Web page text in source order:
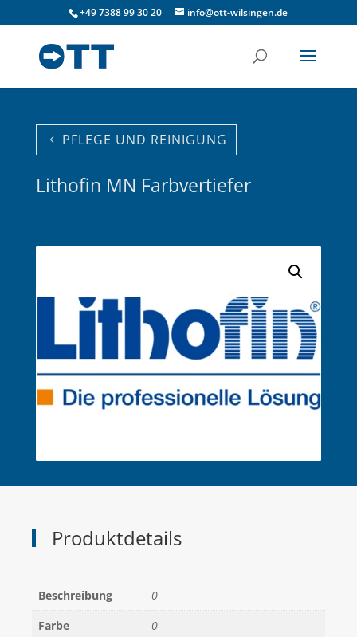
+49 7388 99 30 20 info@ott-wilsingen.de
PFLEGE UND REINIGUNG
Lithofin MN Farbvertiefer
Produktdetails
Beschreibung
0
Farbe
0